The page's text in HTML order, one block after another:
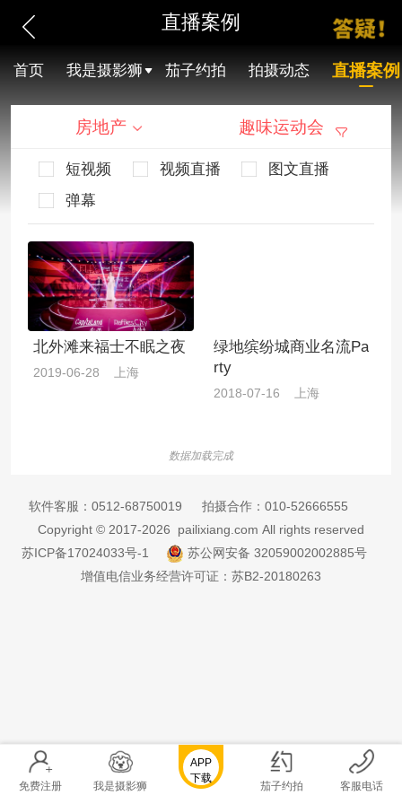
直播案例
首页 我是摄影狮 茄子约拍 拍摄动态 直播案例
房地产 趣味运动会
短视频 视频直播
图文直播
弹幕
北外滩来福士不眠之夜
2019-06-28 上海
绿地缤纷城商业名流Pa
rty
2018-07-16 上海
数据加载完成
软件客服： 0512-68750019 拍摄合作： 010-52666555
Copyright © 2017-2026 pailixiang.com All rights reserved
苏ICP备17024033号-1
苏公网安备 32059002002885号
增值电信业务经营许可证：苏B2-20180263
免费注册 我是摄影狮
APP
下载
茄子约拍 客服电话